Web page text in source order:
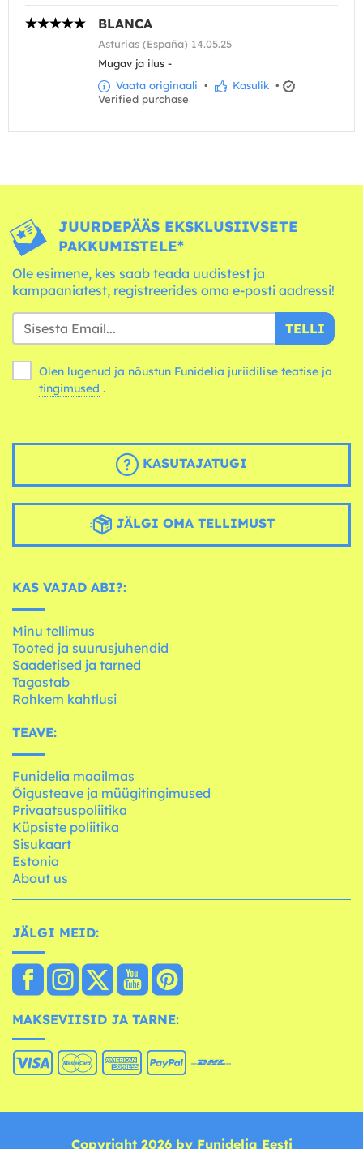
BLANCA
Asturias (España) 14.05.25
Mugav ja ilus -
Vaata originaali • Kasulik •
Verified purchase
JUURDEPÄÄS EKSKLUSIIVSETE
PAKKUMISTELE*
Ole esimene, kes saab teada uudistest ja
kampaaniatest, registreerides oma e-posti aadressi!
TELLI
Olen lugenud ja nõustun Funidelia juriidilise teatise ja
tingimused .
KASUTAJATUGI
JÄLGI OMA TELLIMUST
KAS VAJAD ABI?:
Minu tellimus
Tooted ja suurusjuhendid
Saadetised ja tarned
Tagastab
Rohkem kahtlusi
TEAVE:
Funidelia maailmas
Õigusteave ja müügitingimused
Privaatsuspoliitika
Küpsiste poliitika
Sisukaart
Estonia
About us
JÄLGI MEID:
MAKSEVIISID JA TARNE:
Copyright 2026 by Funidelia Eesti